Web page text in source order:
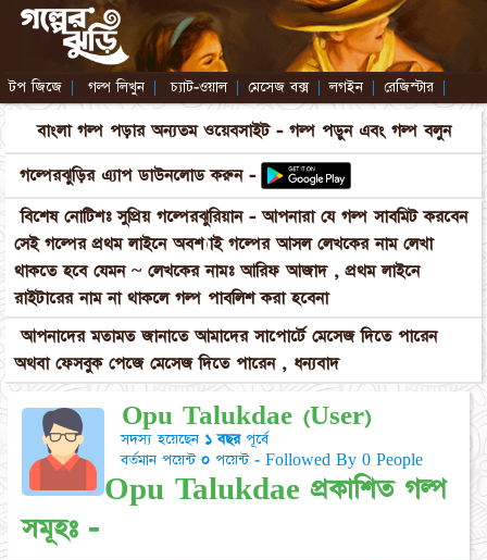
টপ জিজে | গল্প লিখুন | চ্যাট-ওয়াল | মেসেজ বক্স | লগইন | রেজিস্টার |
বাংলা গল্প পড়ার অন্যতম ওয়েবসাইট - গল্প পড়ুন এবং গল্প বলুন
গল্পেরঝুড়ির এ্যাপ ডাউনলোড করুন -
বিশেষ নোটিশঃ সুপ্রিয় গল্পেরঝুরিয়ান - আপনারা যে গল্প সাবমিট করবেন
সেই গল্পের প্রথম লাইনে অবশ্যাই গল্পের আসল লেখকের নাম লেখা
থাকতে হবে যেমন ~ লেখকের নামঃ আরিফ আজাদ , প্রথম লাইনে
রাইটারের নাম না থাকলে গল্প পাবলিশ করা হবেনা
আপনাদের মতামত জানাতে আমাদের সাপোর্টে মেসেজ দিতে পারেন
অথবা ফেসবুক পেজে মেসেজ দিতে পারেন , ধন্যবাদ
Opu Talukdae (User)
সদস্য হয়েছেন ১ বছরপূর্বে
বর্তমান পয়েন্ট ০পয়েন্ট - Followed By 0 People
Opu Talukdae প্রকাশিত গল্প
সমূহঃ -